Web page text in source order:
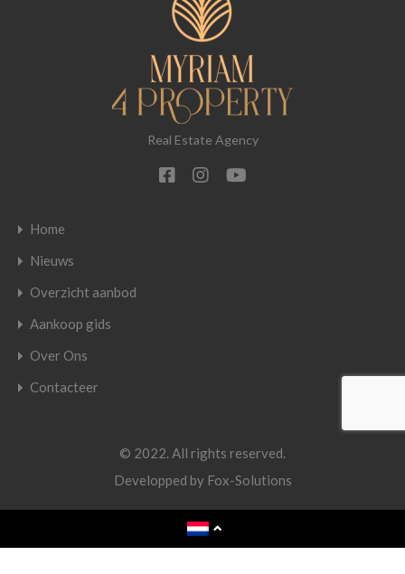
Real Estate Agency
Home
Nieuws
Overzicht aanbod
Aankoop gids
Over Ons
Contacteer
© 2022. All rights reserved.
Developped by Fox-Solutions